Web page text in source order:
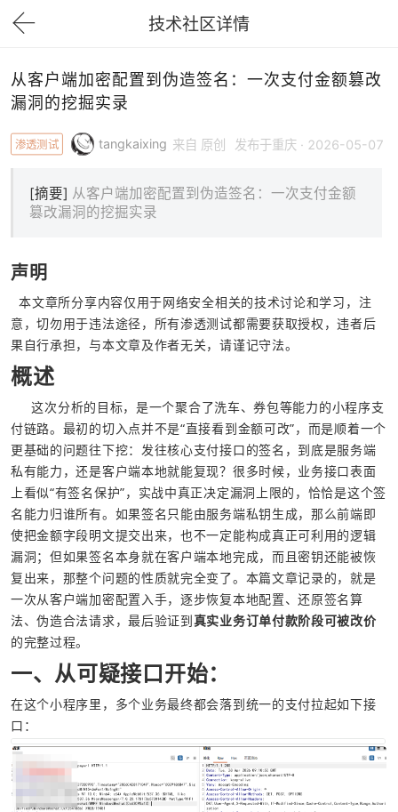
技术社区详情
下拉刷新
从客户端加密配置到伪造签名：一次支付金额篡改
漏洞的挖掘实录
渗透测试 tangkaixing 来自 原创 发布于重庆 · 2026-05-07
[摘要] 从客户端加密配置到伪造签名：一次支付金额
篡改漏洞的挖掘实录
声明
  本文章所分享内容仅用于网络安全相关的技术讨论和学习，注
意，切勿用于违法途径，所有渗透测试都需要获取授权，违者后
果自行承担，与本文章及作者无关，请谨记守法。
概述
     这次分析的目标，是一个聚合了洗车、券包等能力的小程序支
付链路。最初的切入点并不是“直接看到金额可改”，而是顺着一个
更基础的问题往下挖：发往核心支付接口的签名，到底是服务端
私有能力，还是客户端本地就能复现？很多时候，业务接口表面
上看似“有签名保护”，实战中真正决定漏洞上限的，恰恰是这个签
名能力归谁所有。如果签名只能由服务端私钥生成，那么前端即
使把金额字段明文提交出来，也不一定能构成真正可利用的逻辑
漏洞；但如果签名本身就在客户端本地完成，而且密钥还能被恢
复出来，那整个问题的性质就完全变了。本篇文章记录的，就是
一次从客户端加密配置入手，逐步恢复本地配置、还原签名算
法、伪造合法请求，最后验证到真实业务订单付款阶段可被改价
的完整过程。
一、从可疑接口开始：
在这个小程序里，多个业务最终都会落到统一的支付拉起如下接
口：